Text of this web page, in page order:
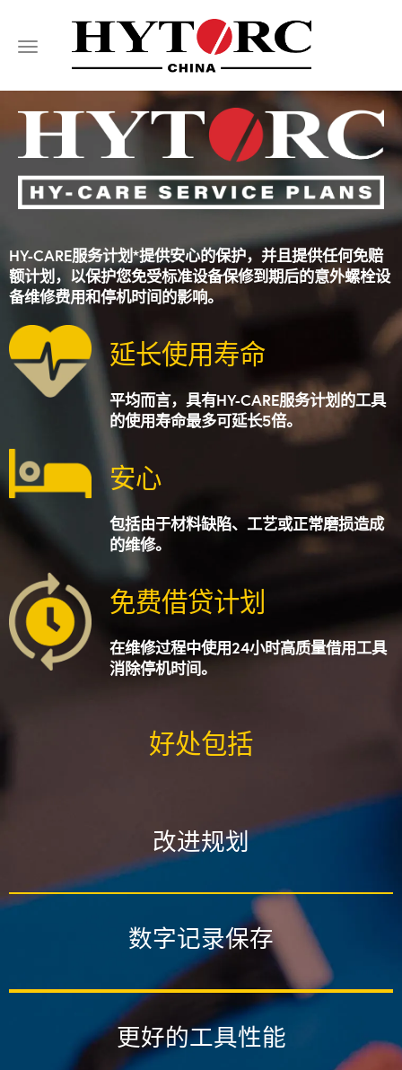
Toggle
HY-CARE服务计划*提供安心的保护，并且提供任何免赔
额计划，以保护您免受标准设备保修到期后的意外螺栓设
备维修费用和停机时间的影响。
延长使用寿命
平均而言，具有HY-CARE服务计划的工具
的使用寿命最多可延长5倍。
安心
包括由于材料缺陷、工艺或正常磨损造成
的维修。
免费借贷计划
在维修过程中使用24小时高质量借用工具
消除停机时间。
好处包括
改进规划
数字记录保存
更好的工具性能